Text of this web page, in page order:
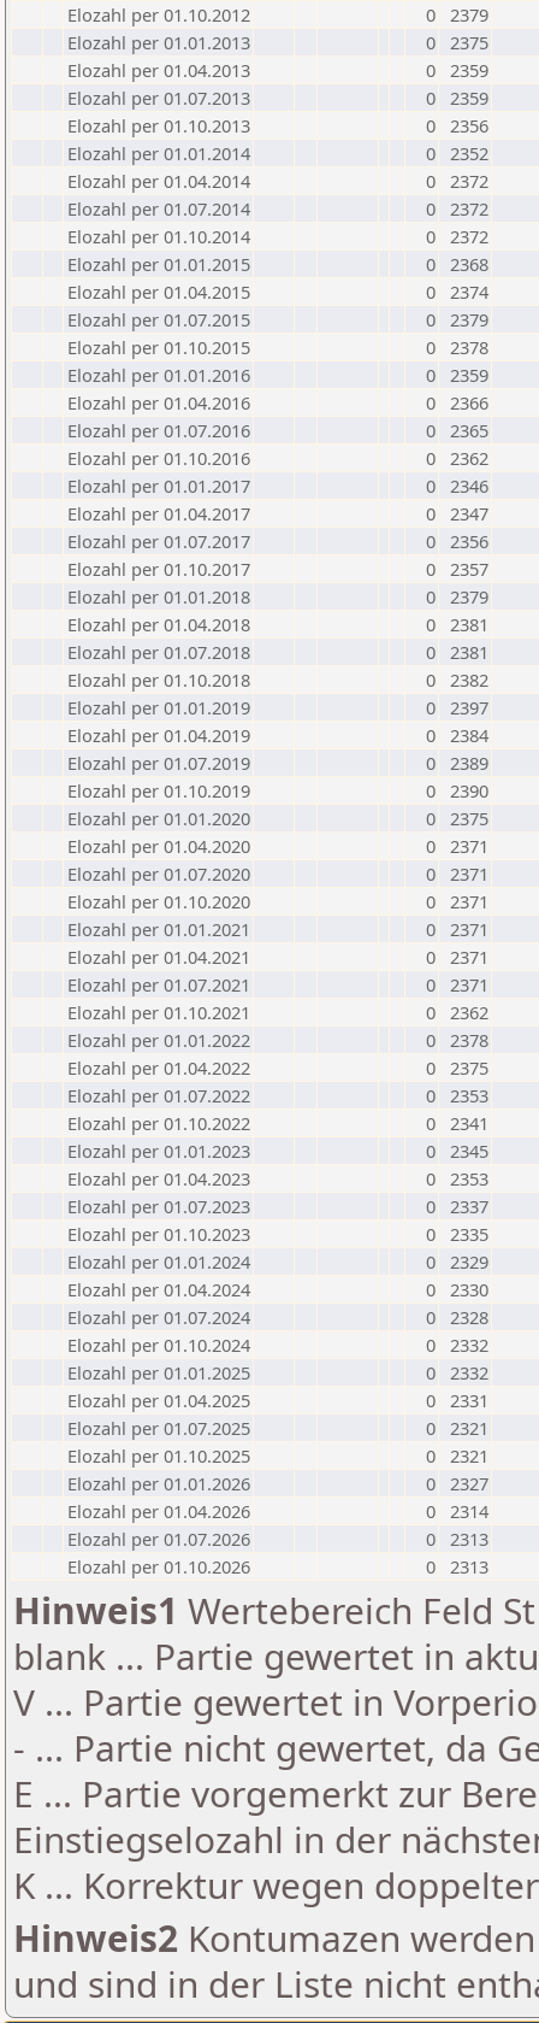
Elozahl per 01.10.2012
0 2379
Elozahl per 01.01.2013
0 2375
Elozahl per 01.04.2013
0 2359
Elozahl per 01.07.2013
0 2359
Elozahl per 01.10.2013
0 2356
Elozahl per 01.01.2014
0 2352
Elozahl per 01.04.2014
0 2372
Elozahl per 01.07.2014
0 2372
Elozahl per 01.10.2014
0 2372
Elozahl per 01.01.2015
0 2368
Elozahl per 01.04.2015
0 2374
Elozahl per 01.07.2015
0 2379
Elozahl per 01.10.2015
0 2378
Elozahl per 01.01.2016
0 2359
Elozahl per 01.04.2016
0 2366
Elozahl per 01.07.2016
0 2365
Elozahl per 01.10.2016
0 2362
Elozahl per 01.01.2017
0 2346
Elozahl per 01.04.2017
0 2347
Elozahl per 01.07.2017
0 2356
Elozahl per 01.10.2017
0 2357
Elozahl per 01.01.2018
0 2379
Elozahl per 01.04.2018
0 2381
Elozahl per 01.07.2018
0 2381
Elozahl per 01.10.2018
0 2382
Elozahl per 01.01.2019
0 2397
Elozahl per 01.04.2019
0 2384
Elozahl per 01.07.2019
0 2389
Elozahl per 01.10.2019
0 2390
Elozahl per 01.01.2020
0 2375
Elozahl per 01.04.2020
0 2371
Elozahl per 01.07.2020
0 2371
Elozahl per 01.10.2020
0 2371
Elozahl per 01.01.2021
0 2371
Elozahl per 01.04.2021
0 2371
Elozahl per 01.07.2021
0 2371
Elozahl per 01.10.2021
0 2362
Elozahl per 01.01.2022
0 2378
Elozahl per 01.04.2022
0 2375
Elozahl per 01.07.2022
0 2353
Elozahl per 01.10.2022
0 2341
Elozahl per 01.01.2023
0 2345
Elozahl per 01.04.2023
0 2353
Elozahl per 01.07.2023
0 2337
Elozahl per 01.10.2023
0 2335
Elozahl per 01.01.2024
0 2329
Elozahl per 01.04.2024
0 2330
Elozahl per 01.07.2024
0 2328
Elozahl per 01.10.2024
0 2332
Elozahl per 01.01.2025
0 2332
Elozahl per 01.04.2025
0 2331
Elozahl per 01.07.2025
0 2321
Elozahl per 01.10.2025
0 2321
Elozahl per 01.01.2026
0 2327
Elozahl per 01.04.2026
0 2314
Elozahl per 01.07.2026
0 2313
Elozahl per 01.10.2026
0 2313
Hinweis1 Wertebereich Feld
blank ... Partie gewertet in
V ... Partie gewertet in
- ... Partie nicht gewertet, da
E ... Partie vorgemerkt zur
Einstiegselozahl in der
K ... Korrektur wegen
Hinweis2 Kontumazen
und sind in der Liste nicht